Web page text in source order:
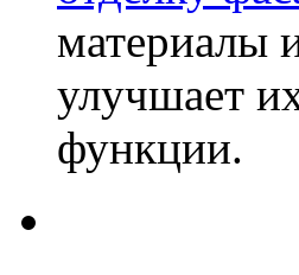
материалы
улучшает
функции.